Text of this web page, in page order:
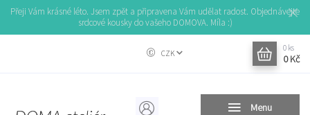
Přeji Vám krásné léto. Jsem zpět a připravena Vám udělat radost. Objednávejte
srdcové kousky do vašeho DOMOVA. Míla :)
Menu
CZK
0 ks
0 Kč